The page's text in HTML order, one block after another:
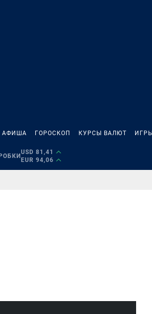
АФИША ГОРОСКОП КУРСЫ ВАЛЮТ ИГРЫ
USD 81,41
EUR 94,06